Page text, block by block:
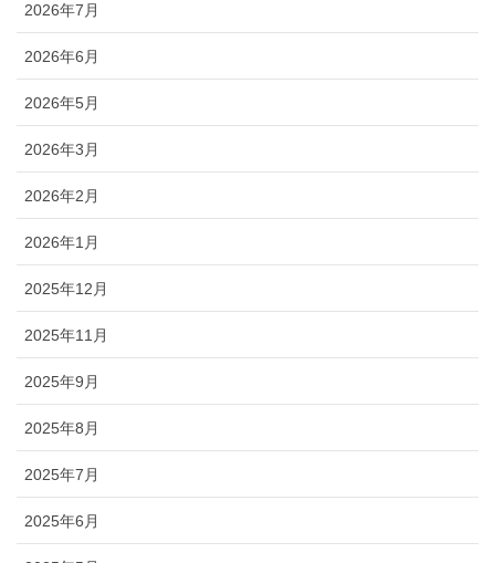
2026年7月
2026年6月
2026年5月
2026年3月
2026年2月
2026年1月
2025年12月
2025年11月
2025年9月
2025年8月
2025年7月
2025年6月